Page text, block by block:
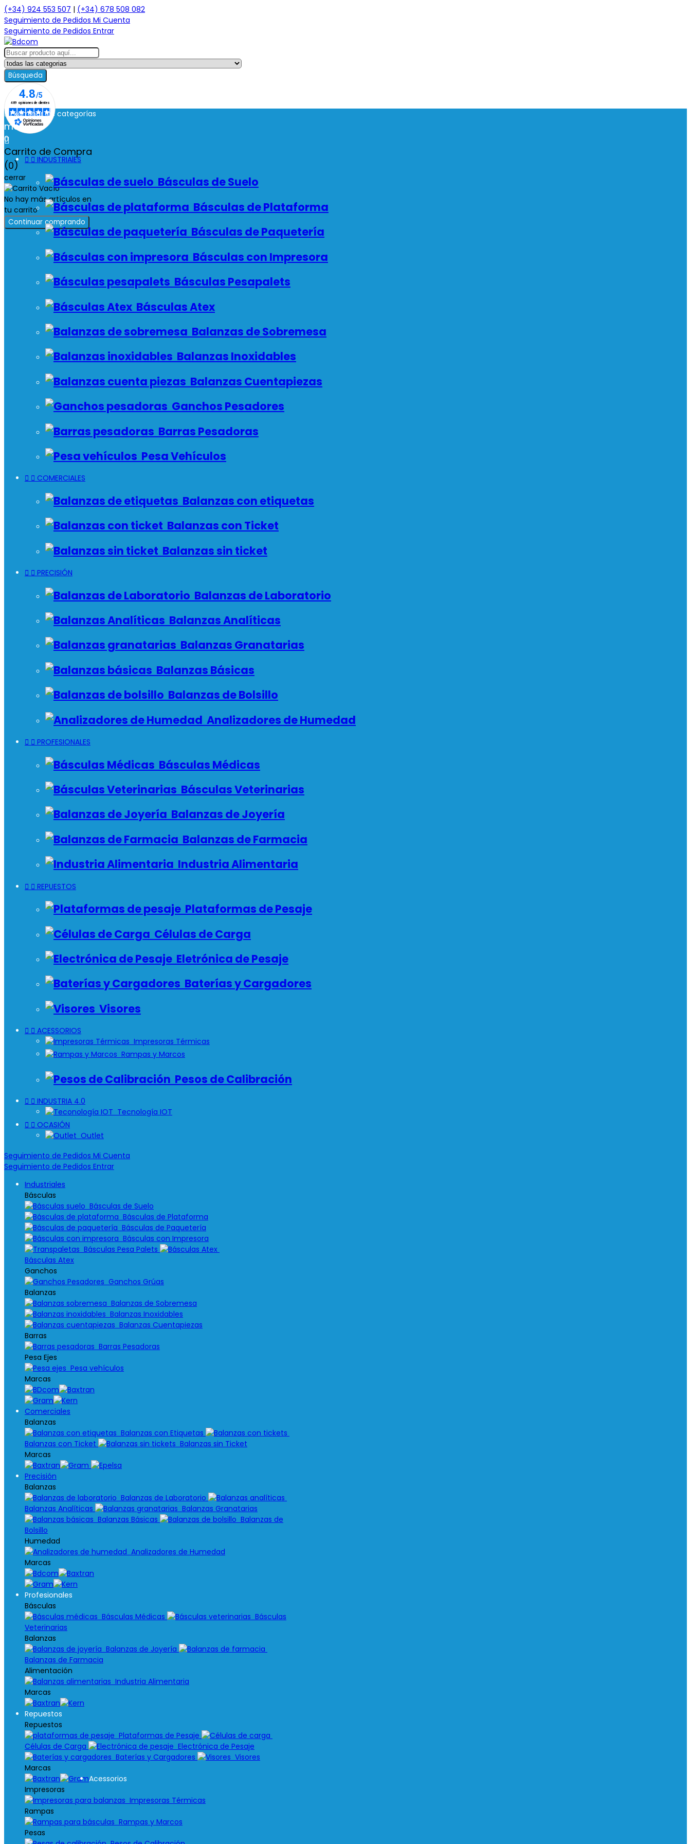
(+34) 924 553 507 | (+34) 678 508 082
Seguimiento de Pedidos Mi Cuenta
Seguimiento de Pedidos Entrar
Búsqueda
0
Carrito de Compra
(0)
cerrar
No hay más artículos en
tu carrito
Continuar comprando
 Examinar las categorías
menú

  INDUSTRIAlES
Básculas de Suelo
Básculas de Plataforma
Básculas de Paquetería
Básculas con Impresora
Básculas Pesapalets
Básculas Atex
Balanzas de Sobremesa
Balanzas Inoxidables
Balanzas Cuentapiezas
Ganchos Pesadores
Barras Pesadoras
Pesa Vehículos
  COMERCIALES
Balanzas con etiquetas
Balanzas con Ticket
Balanzas sin ticket
  PRECISIÓN
Balanzas de Laboratorio
Balanzas Analíticas
Balanzas Granatarias
Balanzas Básicas
Balanzas de Bolsillo
Analizadores de Humedad
  PROFESIONALES
Básculas Médicas
Básculas Veterinarias
Balanzas de Joyería
Balanzas de Farmacia
Industria Alimentaria
  REPUESTOS
Plataformas de Pesaje
Células de Carga
Eletrónica de Pesaje
Baterías y Cargadores
Visores
  ACESSORIOS
Impresoras Térmicas
Rampas y Marcos
Pesos de Calibración
  INDUSTRIA 4.0
Tecnología IOT
  OCASIÓN
Outlet
Seguimiento de Pedidos Mi Cuenta
Seguimiento de Pedidos Entrar
Industriales
Básculas
Básculas de Suelo
Básculas de Plataforma
Básculas de Paquetería
Básculas con Impresora
Básculas Pesa Palets
Básculas Atex
Ganchos
Ganchos Grúas
Balanzas
Balanzas de Sobremesa
Balanzas Inoxidables
Balanzas Cuentapiezas
Barras
Barras Pesadoras
Pesa Ejes
Pesa vehículos
Marcas
Comerciales
Balanzas
Balanzas con Etiquetas
Balanzas con Ticket
Balanzas sin Ticket
Marcas
Precisión
Balanzas
Balanzas de Laboratorio
Balanzas Analíticas
Balanzas Granatarias
Balanzas Básicas
Balanzas de
Bolsillo
Humedad
Analizadores de Humedad
Marcas
Profesionales
Básculas
Básculas Médicas
Básculas
Veterinarias
Balanzas
Balanzas de Joyería
Balanzas de Farmacia
Alimentación
Industria Alimentaria
Marcas
Repuestos
Repuestos
Plataformas de Pesaje
Células de Carga
Electrónica de Pesaje
Baterías y Cargadores
Visores
Marcas
Acessorios
Impresoras
Impresoras Térmicas
Rampas
Rampas y Marcos
Pesas